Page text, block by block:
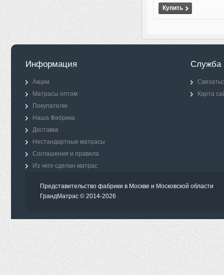
Купить
Информация
Акции
Матрасы оптом
Покупателю
Наша Фабрика
Доставка
Нестандартные матрасы
Соглашения и правила
Из чего сделан матрас
Служба
Карта
Представительство фабрики в Москве и Московской области
ГрандМатрас © 2014-2026